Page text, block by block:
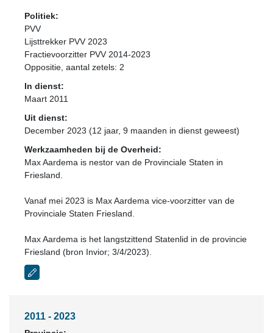
Politiek:
PVV
Lijsttrekker PVV 2023
Fractievoorzitter PVV 2014-2023
Oppositie , aantal zetels: 2
In dienst:
Maart 2011
Uit dienst:
December 2023 (12 jaar, 9 maanden in dienst geweest)
Werkzaamheden bij de Overheid:
Max Aardema is nestor van de Provinciale Staten in
Friesland.
Vanaf mei 2023 is Max Aardema vice-voorzitter van de
Provinciale Staten Friesland.
Max Aardema is het langstzittend Statenlid in de provincie
Friesland (bron Invior; 3/4/2023).
2011 - 2023